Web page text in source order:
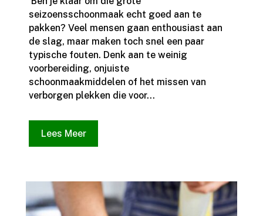
seizoensschoonmaak echt goed aan te
pakken? Veel mensen gaan enthousiast aan
de slag, maar maken toch snel een paar
typische fouten.​ Denk aan te weinig
voorbereiding, onjuiste
schoonmaakmiddelen of het missen van
verborgen plekken die voor...
Lees Meer